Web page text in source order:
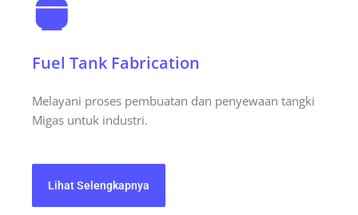
Fuel Tank Fabrication
Melayani proses pembuatan dan penyewaan tangki
Migas untuk industri.
Lihat Selengkapnya